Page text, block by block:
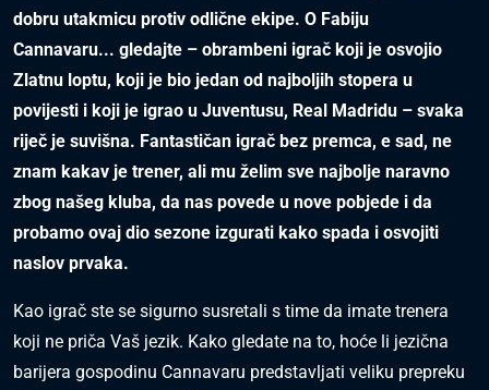
dobru utakmicu protiv odlične ekipe. O Fabiju
Cannavaru... gledajte – obrambeni igrač koji je osvojio
Zlatnu loptu, koji je bio jedan od najboljih stopera u
povijesti i koji je igrao u Juventusu, Real Madridu – svaka
riječ je suvišna. Fantastičan igrač bez premca, e sad, ne
znam kakav je trener, ali mu želim sve najbolje naravno
zbog našeg kluba, da nas povede u nove pobjede i da
probamo ovaj dio sezone izgurati kako spada i osvojiti
naslov prvaka.
Kao igrač ste se sigurno susretali s time da imate trenera
koji ne priča Vaš jezik. Kako gledate na to, hoće li jezična
barijera gospodinu Cannavaru predstavljati veliku prepreku